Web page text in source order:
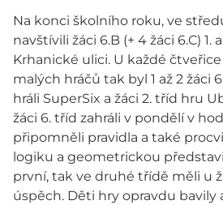
Na konci školního roku, ve
navštívili žáci 6.B (+ 4 žáci 6.C) 1.
Krhanické ulici. U každé
malých hráčů tak byl 1 až 2 žáci
hráli SuperSix a žáci 2. tříd hru
žáci 6. tříd zahráli v pondělí v
připomněli pravidla a také
logiku a geometrickou
první, tak ve druhé třídě měli u
úspěch. Děti hry opravdu bavily